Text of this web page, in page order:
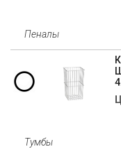
Пеналы
Тумбы